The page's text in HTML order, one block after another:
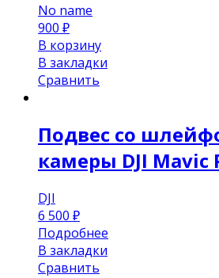
No name
900 ₽
В корзину
В закладки
Сравнить
Подвес со
камеры DJI Mavic
DJI
6 500 ₽
Подробнее
В закладки
Сравнить